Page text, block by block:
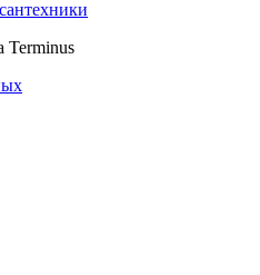
Terminus